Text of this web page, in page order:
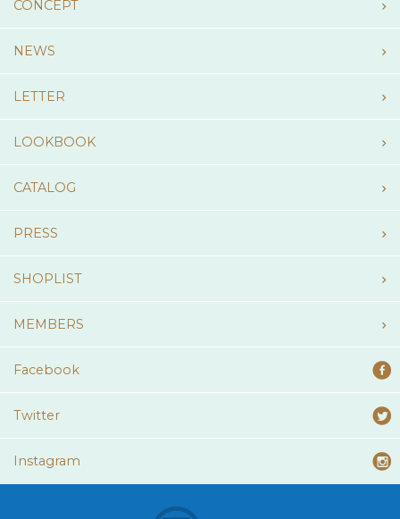
CONCEPT
NEWS
LETTER
LOOKBOOK
CATALOG
PRESS
SHOPLIST
MEMBERS
Facebook
Twitter
Instagram